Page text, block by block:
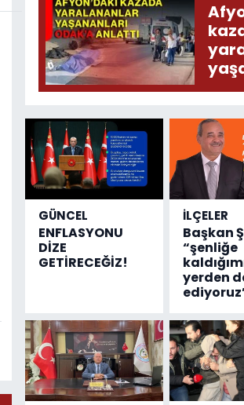
GÜNCEL
ENFLASYONU
DİZE
GETİRECEĞİZ!
İLÇELER
Başkan
“şenliğe
yerden